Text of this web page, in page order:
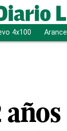
4x100